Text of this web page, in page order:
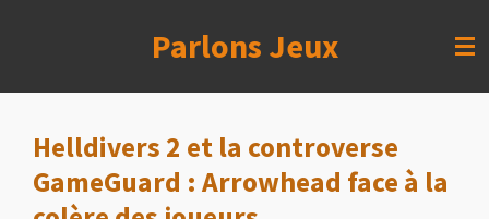
Parlons Jeux
Helldivers 2 et la controverse
GameGuard : Arrowhead face à la